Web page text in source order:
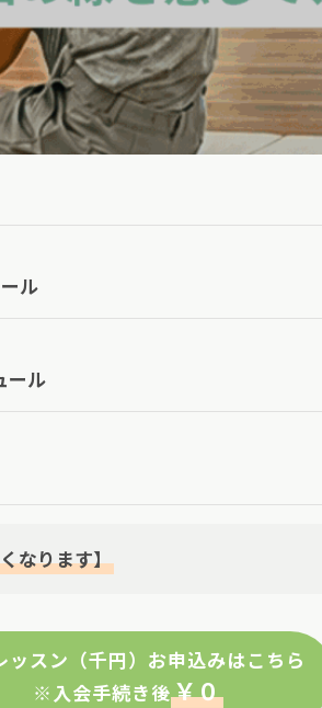
ル
ール
なります】
ッスン（千円）お申込みはこちら
※入会手続き後￥０